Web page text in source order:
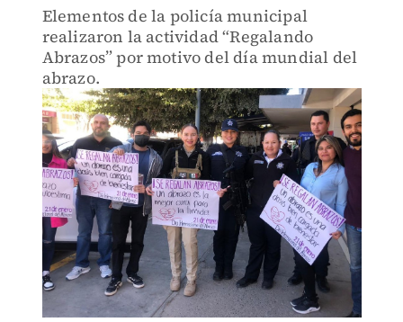
Elementos de la policía municipal
realizaron la actividad “Regalando
Abrazos” por motivo del día mundial del
abrazo.